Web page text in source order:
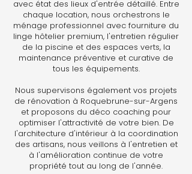
avec état des lieux d'entrée détaillé. Entre
chaque location, nous orchestrons le
ménage professionnel avec fourniture du
linge hôtelier premium, l'entretien régulier
de la piscine et des espaces verts, la
maintenance préventive et curative de
tous les équipements.
Nous supervisons également vos projets
de rénovation à Roquebrune-sur-Argens
et proposons du déco coaching pour
optimiser l'attractivité de votre bien. De
l'architecture d'intérieur à la coordination
des artisans, nous veillons à l'entretien et
à l'amélioration continue de votre
propriété tout au long de l'année.